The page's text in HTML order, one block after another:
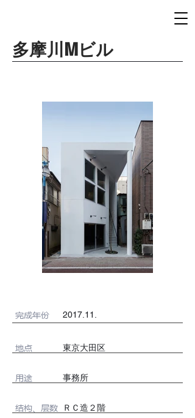
多摩川Mビル
完成年份 2017.11.
東京大田区
地点
事務所
用途
ＲＣ造２階
​结构、层数